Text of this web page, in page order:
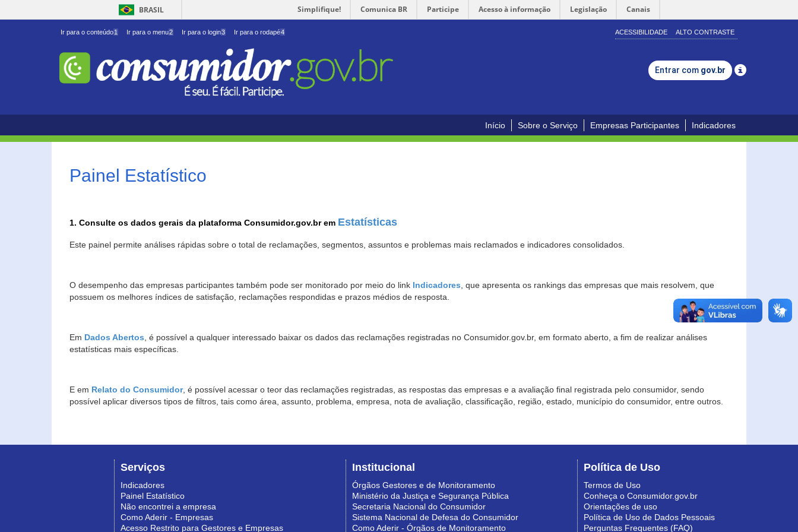
BRASIL Simplifique! Comunica BR Participe Acesso à informação Legislação Canais
Ir para o conteúdo1 Ir para o menu2 Ir para o login3 Ir para o rodapé4 ACESSIBILIDADE ALTO CONTRASTE
Entrar com gov.br
Início Sobre o Serviço Empresas Participantes Indicadores
Painel Estatístico
1. Consulte os dados gerais da plataforma Consumidor.gov.br em Estatísticas
Este painel permite análises rápidas sobre o total de reclamações, segmentos, assuntos e problemas mais reclamados e indicadores consolidados.
O desempenho das empresas participantes também pode ser monitorado por meio do link Indicadores, que apresenta os rankings das empresas que mais resolvem, que
possuem os melhores índices de satisfação, reclamações respondidas e prazos médios de resposta.
Em Dados Abertos, é possível a qualquer interessado baixar os dados das reclamações registradas no Consumidor.gov.br, em formato aberto, a fim de realizar análises
estatísticas mais específicas.
E em Relato do Consumidor, é possível acessar o teor das reclamações registradas, as respostas das empresas e a avaliação final registrada pelo consumidor, sendo
possível aplicar diversos tipos de filtros, tais como área, assunto, problema, empresa, nota de avaliação, classificação, região, estado, município do consumidor, entre outros.
Serviços
Indicadores
Painel Estatístico
Não encontrei a empresa
Como Aderir - Empresas
Acesso Restrito para Gestores e Empresas
Institucional
Órgãos Gestores e de Monitoramento
Ministério da Justiça e Segurança Pública
Secretaria Nacional do Consumidor
Sistema Nacional de Defesa do Consumidor
Como Aderir - Órgãos de Monitoramento
Política de Uso
Termos de Uso
Conheça o Consumidor.gov.br
Orientações de uso
Política de Uso de Dados Pessoais
Perguntas Frequentes (FAQ)